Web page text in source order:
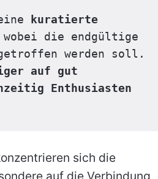
kuratierte
die endgültige
auf gut
Enthusiasten
sich die
auf die Verbindung